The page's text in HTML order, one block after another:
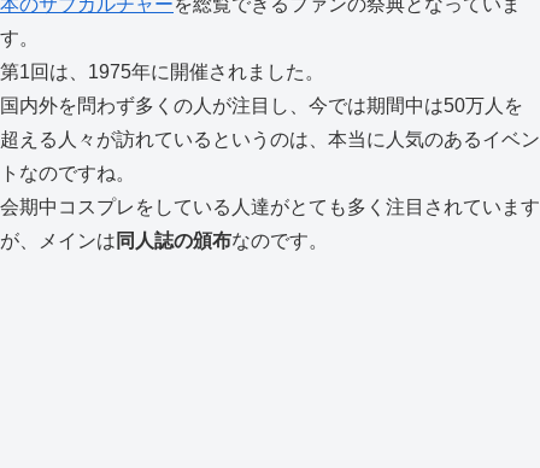
本のサブカルチャーを総覧できるファンの祭典となっていま
す。
第1回は、1975年に開催されました。
国内外を問わず多くの人が注目し、今では期間中は50万人を
超える人々が訪れているというのは、本当に人気のあるイベン
トなのですね。
会期中コスプレをしている人達がとても多く注目されています
が、メインは 同人誌の頒布なのです。